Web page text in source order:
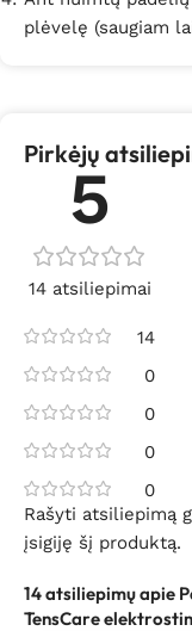
plėvelę (saugiam
Pirkėjų
5
14 atsiliepimai
14
0
0
0
0
14 atsiliepimų apie
TensCare
Rašyti atsiliepimą
įsigiję šį produktą.